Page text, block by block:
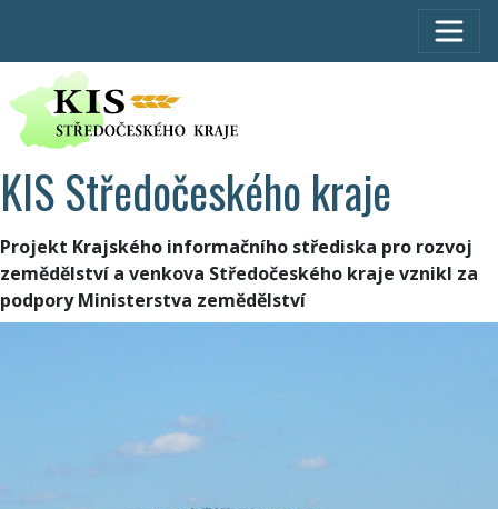
KIS Středočeského kraje
Projekt Krajského informačního střediska pro rozvoj
zemědělství a venkova Středočeského kraje vznikl za
podpory Ministerstva zemědělství